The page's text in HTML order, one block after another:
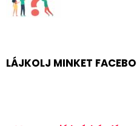
LÁJKOLJ MINKET